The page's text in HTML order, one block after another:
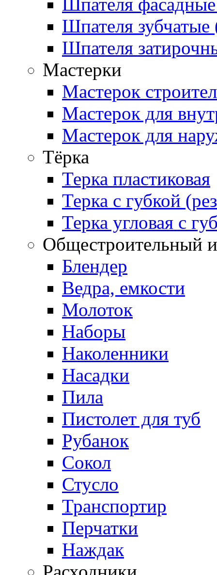
Шпателя зубчатые
Шпателя
Мастерки
Мастерок
Мастерок для
Мастерок для
Тёрка
Терка пластиковая
Терка с губкой
Терка угловая с
Общестроительный
Блендер
Ведра, емкости
Молоток
Наборы
Наколенники
Насадки
Пила
Пистолет для туб
Рубанок
Сокол
Стусло
Транспортир
Перчатки
Наждак